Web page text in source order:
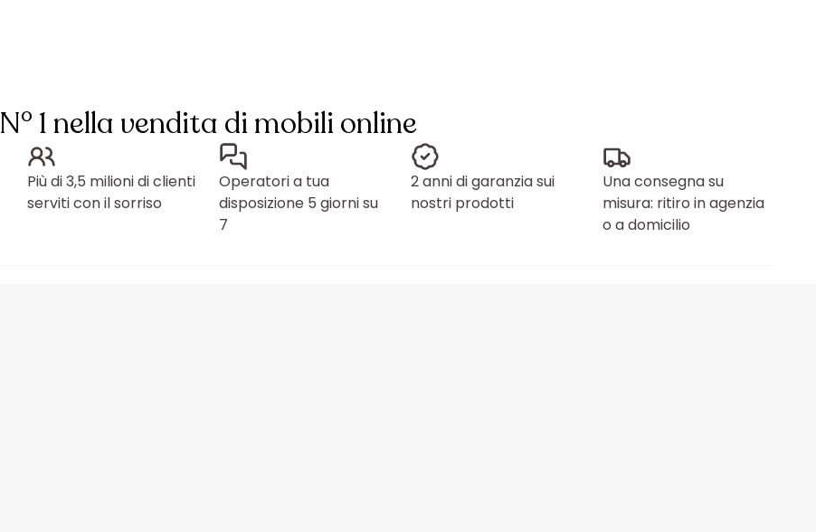
N° 1 nella vendita di mobili online
Più di 3,5 milioni di clienti
serviti con il sorriso
Operatori a tua
disposizione 5 giorni su
7
2 anni di garanzia sui
nostri prodotti
Una consegna su
misura: ritiro in agenzia
o a domicilio